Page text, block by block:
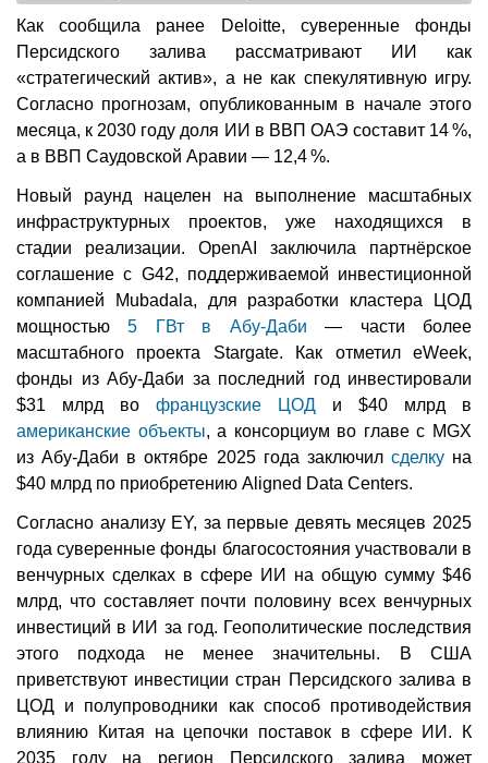
Как сообщила ранее Deloitte, суверенные фонды
Персидского залива рассматривают ИИ как
«стратегический актив», а не как спекулятивную игру.
Согласно прогнозам, опубликованным в начале этого
месяца, к 2030 году доля ИИ в ВВП ОАЭ составит 14 %,
а в ВВП Саудовской Аравии — 12,4 %.
Новый раунд нацелен на выполнение масштабных
инфраструктурных проектов, уже находящихся в
стадии реализации. OpenAI заключила партнёрское
соглашение с G42, поддерживаемой инвестиционной
компанией Mubadala, для разработки кластера ЦОД
мощностью5 ГВт в Абу-Даби — части более
масштабного проекта Stargate. Как отметил eWeek,
фонды из Абу-Даби за последний год инвестировали
$31 млрд во французские ЦОД и $40 млрд в
американские объекты, а консорциум во главе с MGX
из Абу-Даби в октябре 2025 года заключил сделкуна
$40 млрд по приобретению Aligned Data Centers.
Согласно анализу EY, за первые девять месяцев 2025
года суверенные фонды благосостояния участвовали в
венчурных сделках в сфере ИИ на общую сумму $46
млрд, что составляет почти половину всех венчурных
инвестиций в ИИ за год. Геополитические последствия
этого подхода не менее значительны. В США
приветствуют инвестиции стран Персидского залива в
ЦОД и полупроводники как способ противодействия
влиянию Китая на цепочки поставок в сфере ИИ. К
2035 году на регион Персидского залива может